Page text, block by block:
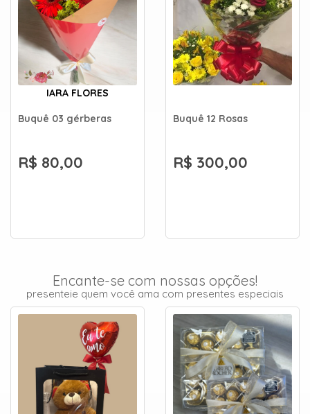
IARA FLORES
Buquê 03 gérberas
R$ 80,00
Buquê 12 Rosas
R$ 300,00
Encante-se com nossas opções!
presenteie quem você ama com presentes especiais